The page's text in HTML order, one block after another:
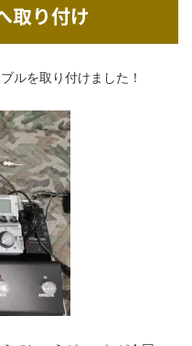
取り付け
ルを取り付けました！